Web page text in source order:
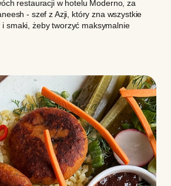
restauracji w hotelu Moderno, za
- szef z Azji, który zna wszystkie
smaki, żeby tworzyć maksymalnie